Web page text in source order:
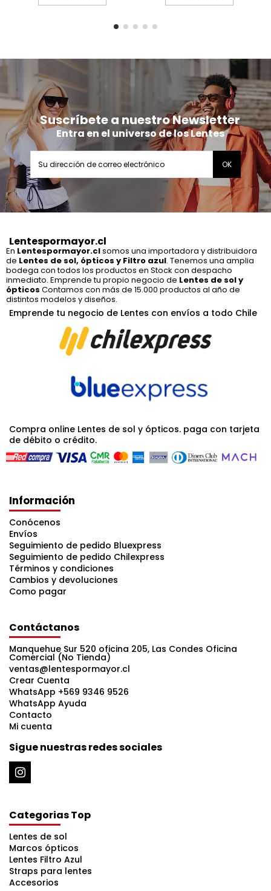
Suscríbete a nuestro Newsletter
Entra en el universo de los Lentes
Lentespormayor.cl
En Lentespormayor.clsomos una importadora y distribuidora
de Lentes de sol, ópticos y Filtro azul. Tenemos una amplia
bodega con todos los productos en Stock con despacho
inmediato. Emprende tu propio negocio de Lentes de sol y
ópticos Contamos con más de 15.000 productos al año de
distintos modelos y diseños.
Emprende tu negocio de Lentes con envíos a todo Chile
Compra online Lentes de sol y ópticos. paga con tarjeta
de débito o crédito.
Información
Conócenos
Envíos
Seguimiento de pedido Bluexpress
Seguimiento de pedido Chilexpress
Términos y condiciones
Cambios y devoluciones
Como pagar
Contáctanos
Manquehue Sur 520 oficina 205, Las Condes Oficina
Comercial (No Tienda)
ventas@lentespormayor.cl
Crear Cuenta
WhatsApp +569 9346 9526
WhatsApp Ayuda
Contacto
Mi cuenta
Sigue nuestras redes sociales
Categorias Top
Lentes de sol
Marcos ópticos
Lentes Filtro Azul
Straps para lentes
Accesorios